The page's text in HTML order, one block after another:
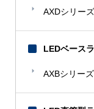
AXDシリーズ
LEDベース
AXBシリーズ